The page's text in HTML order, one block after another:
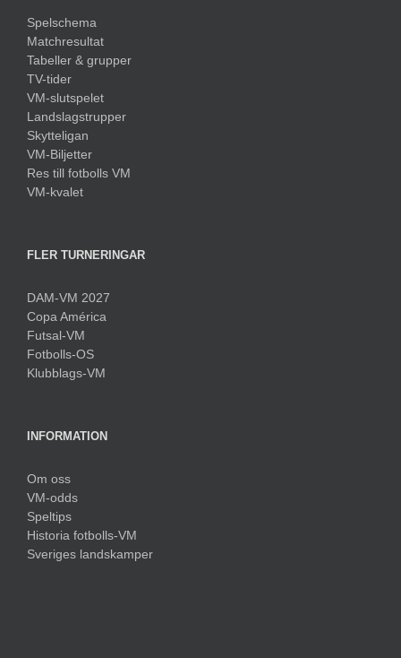
Spelschema
Matchresultat
Tabeller & grupper
TV-tider
VM-slutspelet
Landslagstrupper
Skytteligan
VM-Biljetter
Res till fotbolls VM
VM-kvalet
FLER TURNERINGAR
DAM-VM 2027
Copa América
Futsal-VM
Fotbolls-OS
Klubblags-VM
INFORMATION
Om oss
VM-odds
Speltips
Historia fotbolls-VM
Sveriges landskamper